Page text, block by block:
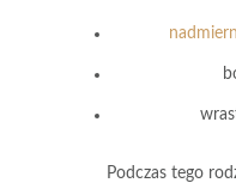
Podczas tego